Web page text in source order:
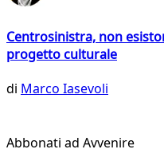
Centrosinistra, non
progetto culturale
di Marco Iasevoli
Abbonati ad Avvenire